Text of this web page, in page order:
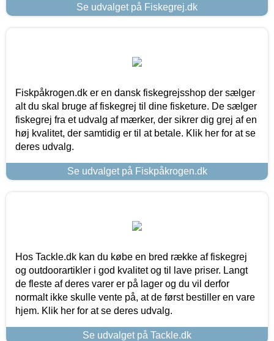
Se udvalget på Fiskegrej.dk
Fiskpåkrogen.dk er en dansk fiskegrejsshop der sælger
alt du skal bruge af fiskegrej til dine fisketure. De sælger
fiskegrej fra et udvalg af mærker, der sikrer dig grej af en
høj kvalitet, der samtidig er til at betale. Klik her for at se
deres udvalg.
Se udvalget på Fiskpåkrogen.dk
Hos Tackle.dk kan du købe en bred række af fiskegrej
og outdoorartikler i god kvalitet og til lave priser. Langt
de fleste af deres varer er på lager og du vil derfor
normalt ikke skulle vente på, at de først bestiller en vare
hjem. Klik her for at se deres udvalg.
Se udvalget på Tackle.dk